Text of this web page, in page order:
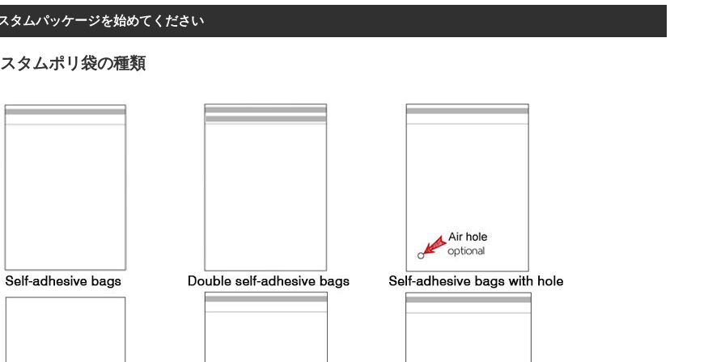
タムパッケージを始めてください
タムポリ袋の種類